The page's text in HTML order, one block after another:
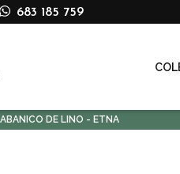
683 185 759
ABANICO DE LINO - ETNA